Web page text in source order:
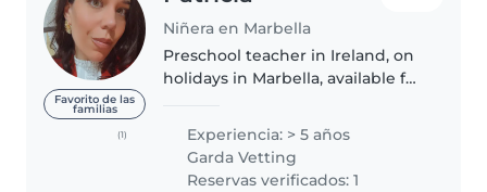
Favorito de las
familias
(1)
Niñera en Marbella
Preschool teacher in Ireland, on
holidays in Marbella, available full
vetting Preschool teacher I love
pets and my hobbies are
reading , hiking or do..
Experiencia: > 5 años
Garda Vetting
Reservas verificados: 1